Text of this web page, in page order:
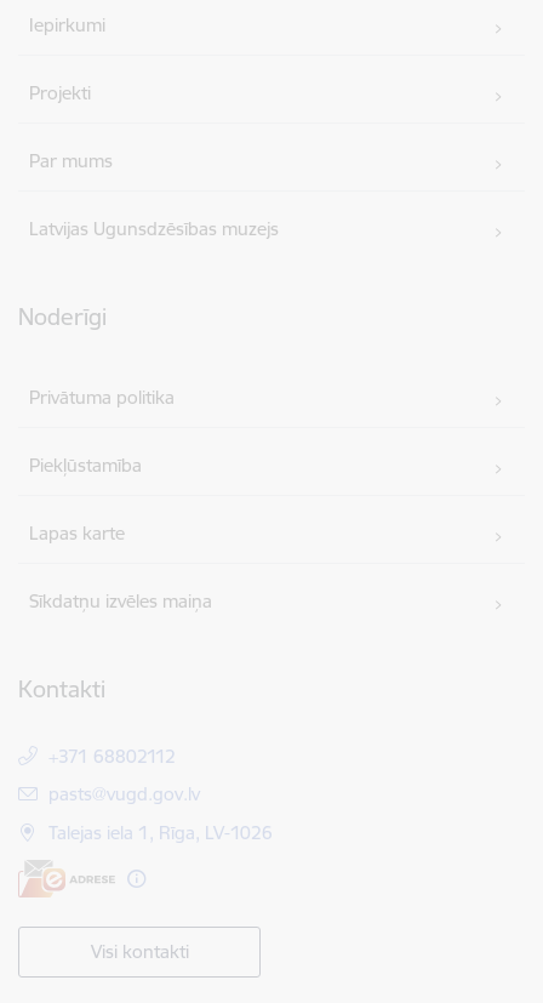
Iepirkumi
Projekti
Par mums
Latvijas Ugunsdzēsības muzejs
Noderīgi
Privātuma politika
Piekļūstamība
Lapas karte
Sīkdatņu izvēles maiņa
Kontakti
+371 68802112
E-pasts:
pasts@vugd.gov.lv
Talejas iela 1, Rīga, LV-1026
Visi kontakti